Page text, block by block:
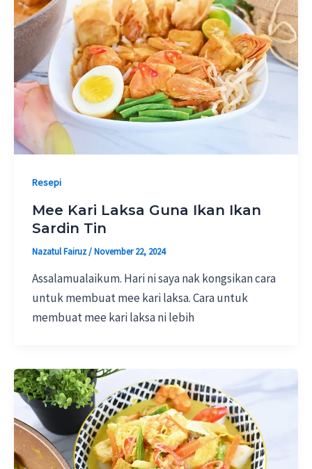
Resepi
Mee Kari Laksa Guna Ikan Ikan
Sardin Tin
Nazatul Fairuz/November 22, 2024
Assalamualaikum. Hari ni saya nak kongsikan cara
untuk membuat mee kari laksa. Cara untuk
membuat mee kari laksa ni lebih